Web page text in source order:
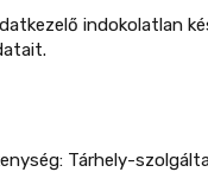
indokolatlan
Tárhely-